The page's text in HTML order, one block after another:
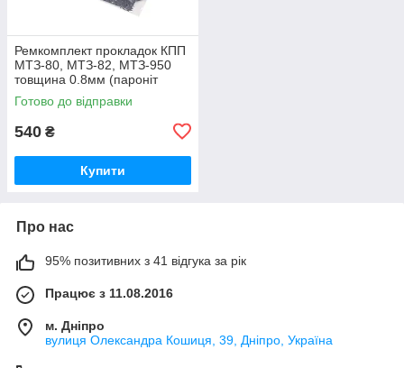
Ремкомплект прокладок КПП
МТЗ-80, МТЗ-82, МТЗ-950
товщина 0.8мм (пароніт
Україна) Р/к коробки передач
МТЗ
Готово до відправки
540 ₴
Купити
Про нас
95% позитивних з 41 відгука за рік
Працює з 11.08.2016
м. Дніпро
вулиця Олександра Кошиця, 39, Дніпро, Україна